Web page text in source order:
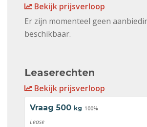
Bekijk prijsverloop
Er zijn momenteel geen
beschikbaar.
Leaserechten
Bekijk prijsverloop
Vraag 500 kg 100%
Lease